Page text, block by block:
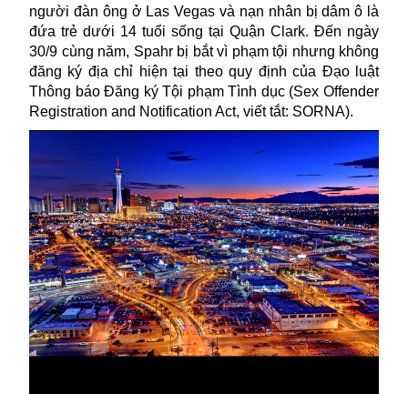
người đàn ông ở Las Vegas và nạn nhân bị dâm ô là
đứa trẻ dưới 14 tuổi sống tại Quận Clark. Đến ngày
30/9 cùng năm, Spahr bị bắt vì phạm tội nhưng không
đăng ký địa chỉ hiện tại theo quy định của Đạo luật
Thông báo Đăng ký Tội phạm Tình dục (Sex Offender
Registration and Notification Act, viết tắt: SORNA).